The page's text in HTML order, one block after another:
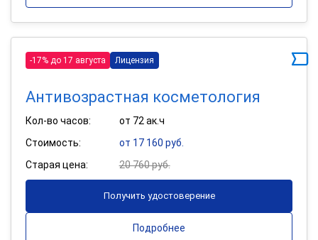
-17% до 17 августа Лицензия
Антивозрастная косметология
Кол-во часов:
от 72 ак.ч
Стоимость:
от 17 160 руб.
Старая цена:
20 760 руб.
Получить удостоверение
Подробнее